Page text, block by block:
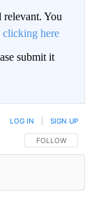
relevant. You
clicking here
submit it
FOLLOW THIS
FOLLOW
LOG IN SIGN UP